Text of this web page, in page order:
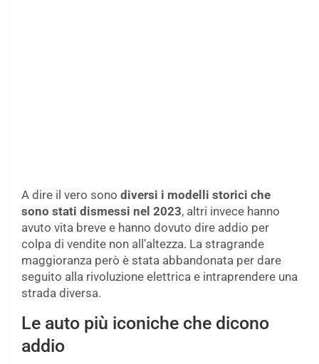
A dire il vero sono diversi i modelli storici che
sono stati dismessi nel 2023, altri invece hanno
avuto vita breve e hanno dovuto dire addio per
colpa di vendite non all’altezza. La stragrande
maggioranza però è stata abbandonata per dare
seguito alla rivoluzione elettrica e intraprendere una
strada diversa.
Le auto più iconiche che dicono
addio